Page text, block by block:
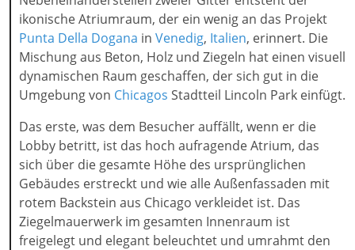
ikonische Atriumraum, der ein wenig an das Projekt
Punta Della Dogana in Venedig, Italien, erinnert. Die
Mischung aus Beton, Holz und Ziegeln hat einen visuell
dynamischen Raum geschaffen, der sich gut in die
Umgebung von Chicagos Stadtteil Lincoln Park einfügt.
Das erste, was dem Besucher auffällt, wenn er die
Lobby betritt, ist das hoch aufragende Atrium, das
sich über die gesamte Höhe des ursprünglichen
Gebäudes erstreckt und wie alle Außenfassaden mit
rotem Backstein aus Chicago verkleidet ist. Das
Ziegelmauerwerk im gesamten Innenraum ist
freigelegt und elegant beleuchtet und umrahmt den